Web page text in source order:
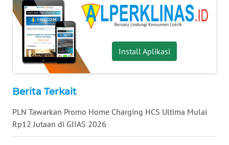
Install Aplikasi
Berita Terkait
PLN Tawarkan Promo Home Charging HCS Ultima Mulai
Rp12 Jutaan di GIIAS 2026
WN
NUSANTARA
WN
JOGJA
JATIM
WN